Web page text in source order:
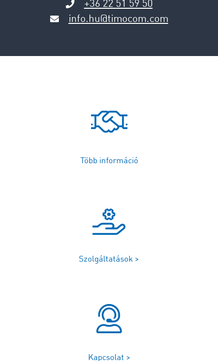
+36 22 51 59 50
info.hu@timocom.com
Több információ
Szolgáltatások >
Kapcsolat >